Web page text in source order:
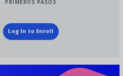
PRIMEROS PASOS
Log In to Enroll